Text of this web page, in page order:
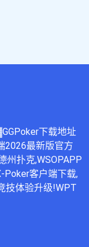
下载地址
2026最新版官方
州扑克,WSOPAPP
Poker客户端下载,
技体验升级!WPT